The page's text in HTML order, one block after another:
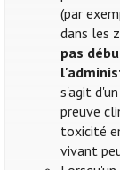
(par
dans les
pas
s'agit
preuve
toxicité
vivant